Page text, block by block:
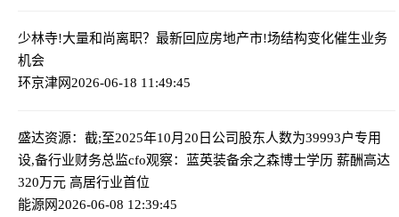
少林寺!大量和尚离职？最新回应房地产市!场结构变化催生业务
机会
环京津网2026-06-18 11:49:45
盛达资源：截;至2025年10月20日公司股东人数为39993户专用
设,备行业财务总监cfo观察：蓝英装备余之森博士学历 薪酬高达
320万元 高居行业首位
能源网2026-06-08 12:39:45